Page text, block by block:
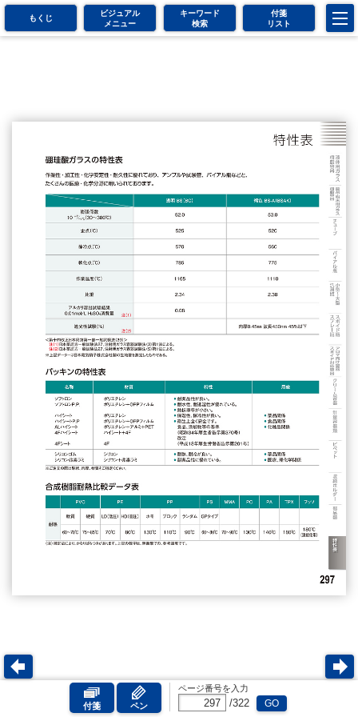
もくじ
ビジュアル
メニュー
キーワード
検索
付箋
リスト
付箋 ペン
ページ番号を入力
/322 GO